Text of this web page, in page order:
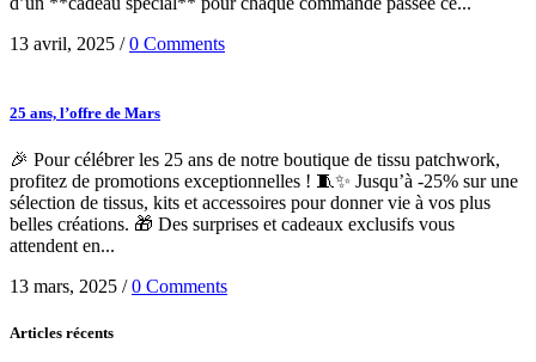
13 avril, 2025 /0 Comments
25 ans, l’offre de Mars
🎉 Pour célébrer les 25 ans de notre boutique de tissu patchwork,
profitez de promotions exceptionnelles ! 🧵✨ Jusqu’à -25% sur une
sélection de tissus, kits et accessoires pour donner vie à vos plus
belles créations. 🎁 Des surprises et cadeaux exclusifs vous
attendent en...
13 mars, 2025 /0 Comments
Articles récents